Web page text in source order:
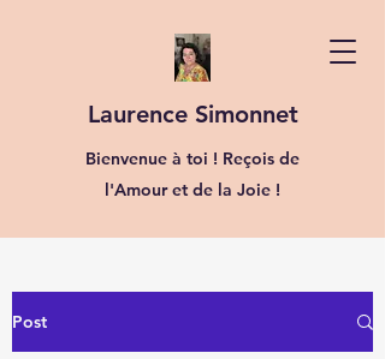
Laurence Simonnet
Bienvenue à toi ! Reçois de
l'Amour et de la Joie !
Post